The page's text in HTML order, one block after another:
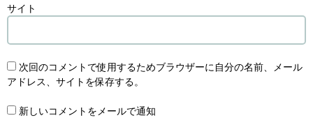
サイト
次回のコメントで使用するためブラウザーに自分の名前、メール
アドレス、サイトを保存する。
新しいコメントをメールで通知